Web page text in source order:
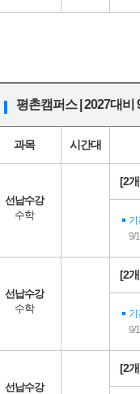
평촌캠퍼스 | 2027대비
과목 시간대
선납수강
수학
[2
기
9/
선납수강
수학
[2
기
9/
선납수강
[2